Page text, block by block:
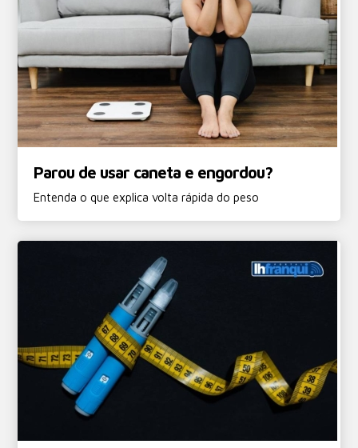
Parou de usar caneta e engordou?
Entenda o que explica volta rápida do peso